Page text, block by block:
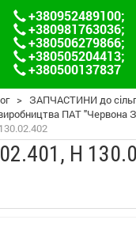
+380952489100;
+380981763036;
+380506279866;
+380505204413;
+380500137837
> ЗАПЧАСТИНИ до
ПАТ "Червона
Н